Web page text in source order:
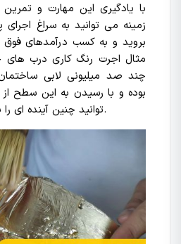
با یادگیری این مهارت و
زمینه می توانید به سراغ
بروید و به کسب درآمدهای فوق
مثال اجرت رنگ کاری درب
چند صد میلیونی لابی
بوده و با رسیدن به این سطح
توانید چنین آینده ای را برای خودتان ایجاد کنید.